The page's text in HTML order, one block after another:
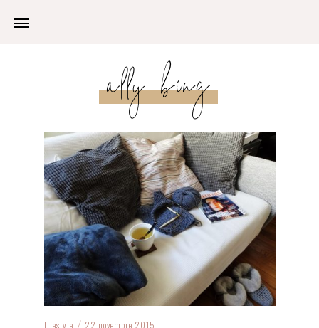
ally bing
lifestyle / 22 novembre 2015